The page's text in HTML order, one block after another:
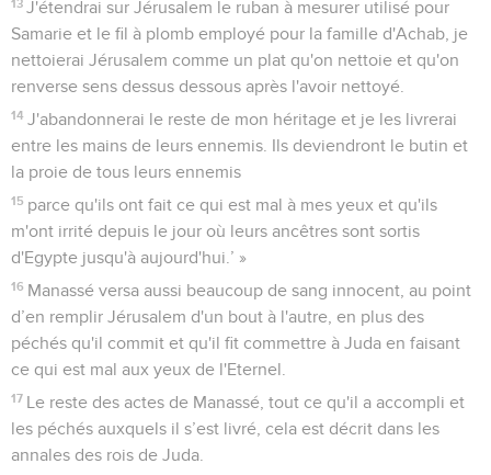
13 J'étendrai sur Jérusalem le ruban à mesurer utilisé pour
Samarie et le fil à plomb employé pour la famille d'Achab, je
nettoierai Jérusalem comme un plat qu'on nettoie et qu'on
renverse sens dessus dessous après l'avoir nettoyé.
14 J'abandonnerai le reste de mon héritage et je les livrerai
entre les mains de leurs ennemis. Ils deviendront le butin et
la proie de tous leurs ennemis
15 parce qu'ils ont fait ce qui est mal à mes yeux et qu'ils
m'ont irrité depuis le jour où leurs ancêtres sont sortis
d'Egypte jusqu'à aujourd'hui.’ »
16 Manassé versa aussi beaucoup de sang innocent, au point
d’en remplir Jérusalem d'un bout à l'autre, en plus des
péchés qu'il commit et qu'il fit commettre à Juda en faisant
ce qui est mal aux yeux de l'Eternel.
17 Le reste des actes de Manassé, tout ce qu'il a accompli et
les péchés auxquels il s’est livré, cela est décrit dans les
annales des rois de Juda.